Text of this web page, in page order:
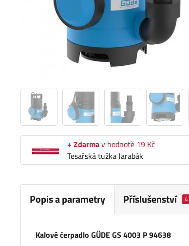
+ Zdarmav hodnotě 19 Kč
Tesařská tužka Jarabák
Popis a parametry Příslušenství 4
Kalové čerpadlo GÜDE GS 4003 P 94638